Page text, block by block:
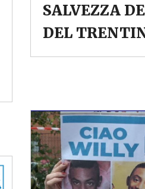
SALVEZZA
DEL